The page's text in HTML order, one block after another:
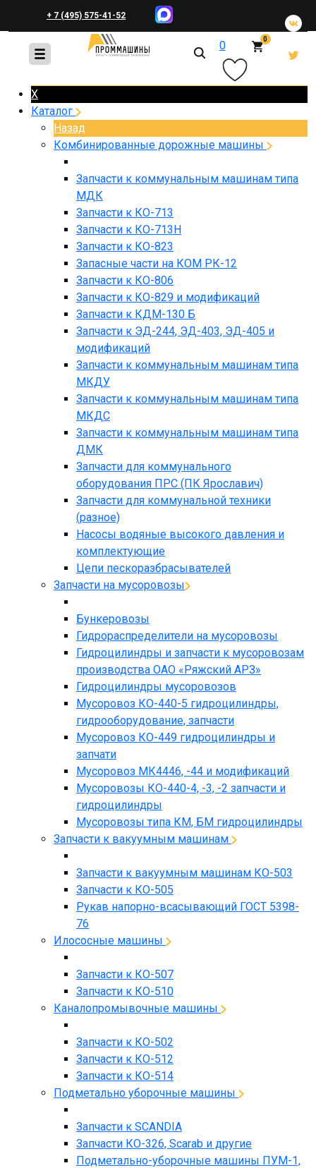
+ 7 (495) 575-41-52
+ 7 (495) 648-45-83 0 0
X
Каталог
Назад
Комбинированные дорожные машины
Запчасти к коммунальным машинам типа
МДК
Запчасти к КО-713
Запчасти к КО-713Н
Запчасти к КО-823
Запасные части на КОМ РК-12
Запчасти к КО-806
Запчасти к КО-829 и модификаций
Запчасти к КДМ-130 Б
Запчасти к ЭД-244, ЭД-403, ЭД-405 и
модификаций
Запчасти к коммунальным машинам типа
МКДУ
Запчасти к коммунальным машинам типа
МКДС
Запчасти к коммунальным машинам типа
ДМК
Запчасти для коммунального
оборудования ПРС (ПК Ярославич)
Запчасти для коммунальной техники
(разное)
Насосы водяные высокого давления и
комплектующие
Цепи пескоразбрасывателей
Запчасти на мусоровозы
Бункеровозы
Гидрораспределители на мусоровозы
Гидроцилиндры и запчасти к мусоровозам
производства ОАО «Ряжский АРЗ»
Гидроцилиндры мусоровозов
Мусоровоз КО-440-5 гидроцилиндры,
гидрооборудование, запчасти
Мусоровоз КО-449 гидроцилиндры и
запчати
Мусоровоз МК4446, -44 и модификаций
Мусоровозы КО-440-4, -3, -2 запчасти и
гидроцилиндры
Мусоровозы типа КМ, БМ гидроцилиндры
Запчасти к вакуумным машинам
Запчасти к вакуумным машинам КО-503
Запчасти к КО-505
Рукав напорно-всасывающий ГОСТ 5398-
76
Илососные машины
Запчасти к КО-507
Запчасти к КО-510
Каналопромывочные машины
Запчасти к КО-502
Запчасти к КО-512
Запчасти к КО-514
Подметально уборочные машины
Запчасти к SCANDIA
Запчасти КО-326, Scarab и другие
Подметально-уборочные машины ПУМ-1,